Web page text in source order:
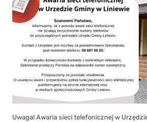
Uwaga! Awaria sieci telefonicznej w